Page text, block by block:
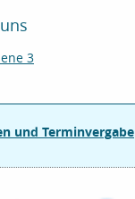
3
und Terminvergabe